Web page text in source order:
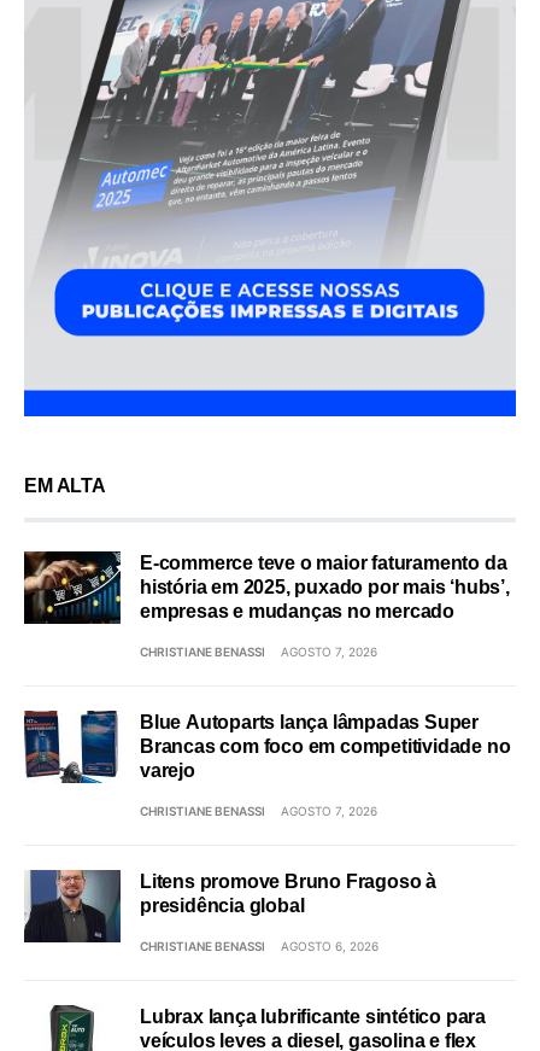
EM ALTA
E-commerce teve o maior faturamento da
história em 2025, puxado por mais ‘hubs’,
empresas e mudanças no mercado
CHRISTIANE BENASSI AGOSTO 7, 2026
Blue Autoparts lança lâmpadas Super
Brancas com foco em competitividade no
varejo
CHRISTIANE BENASSI AGOSTO 7, 2026
Litens promove Bruno Fragoso à
presidência global
CHRISTIANE BENASSI AGOSTO 6, 2026
Lubrax lança lubrificante sintético para
veículos leves a diesel, gasolina e flex